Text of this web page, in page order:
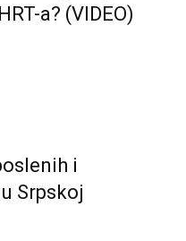
a? (VIDEO)
i
Srpskoj